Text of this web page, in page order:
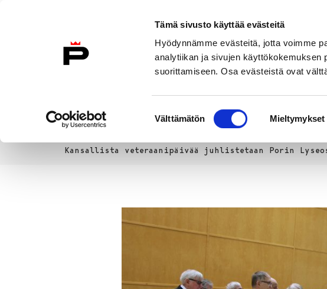
Tämä sivusto käyttää evästeitä
Hyödynnämme evästeitä, jotta voimme
analytiikan ja sivujen käyttökokemuksen
suorittamiseen. Osa evästeistä ovat
valinta
Välttämätön Mieltymykset
Etusivulle
Etusivu
Kansallista veteraanipäivää juhlistetaan Porin